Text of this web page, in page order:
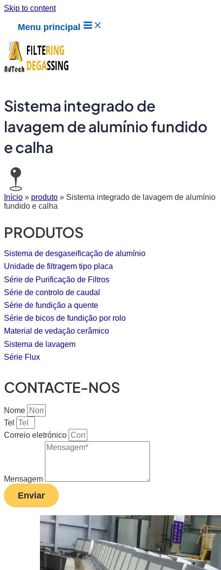
Skip to content
Menu principal
Sistema integrado de
lavagem de alumínio fundido
e calha
Início » produto » Sistema integrado de lavagem de alumínio
fundido e calha
PRODUTOS
Sistema de desgaseificação de alumínio
Unidade de filtragem tipo placa
Série de Purificação de Filtros
Série de controlo de caudal
Série de fundição a quente
Série de bicos de fundição por rolo
Material de vedação cerâmico
Sistema de lavagem
Série Flux
CONTACTE-NOS
Nome
Tel
Correio eletrónico
Mensagem
Enviar